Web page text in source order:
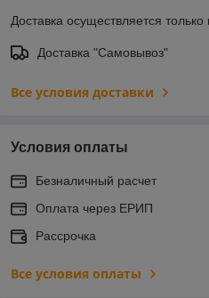
Доставка осуществляется только
Доставка "Самовывоз"
Все условия доставки
Условия оплаты
Безналичный расчет
Оплата через ЕРИП
Рассрочка
Все условия оплаты